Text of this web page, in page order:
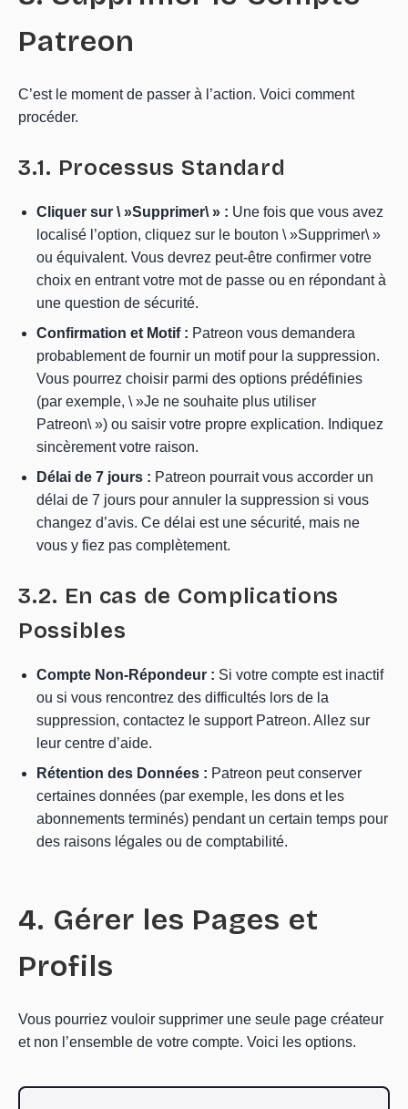
Patreon
C’est le moment de passer à l’action. Voici comment
procéder.
3.1. Processus Standard
Cliquer sur \ »Supprimer\ » : Une fois que vous avez
localisé l’option, cliquez sur le bouton \ »Supprimer\ »
ou équivalent. Vous devrez peut-être confirmer votre
choix en entrant votre mot de passe ou en répondant à
une question de sécurité.
Confirmation et Motif : Patreon vous demandera
probablement de fournir un motif pour la suppression.
Vous pourrez choisir parmi des options prédéfinies
(par exemple, \ »Je ne souhaite plus utiliser
Patreon\ ») ou saisir votre propre explication. Indiquez
sincèrement votre raison.
Délai de 7 jours : Patreon pourrait vous accorder un
délai de 7 jours pour annuler la suppression si vous
changez d’avis. Ce délai est une sécurité, mais ne
vous y fiez pas complètement.
3.2. En cas de Complications
Possibles
Compte Non-Répondeur : Si votre compte est inactif
ou si vous rencontrez des difficultés lors de la
suppression, contactez le support Patreon. Allez sur
leur centre d’aide.
Rétention des Données : Patreon peut conserver
certaines données (par exemple, les dons et les
abonnements terminés) pendant un certain temps pour
des raisons légales ou de comptabilité.
4. Gérer les Pages et
Profils
Vous pourriez vouloir supprimer une seule page créateur
et non l’ensemble de votre compte. Voici les options.